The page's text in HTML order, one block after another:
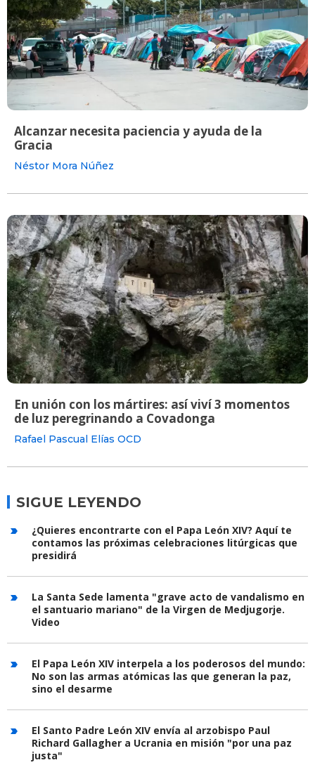
Alcanzar necesita paciencia y ayuda de la
Gracia
Néstor Mora Núñez
En unión con los mártires: así viví 3 momentos
de luz peregrinando a Covadonga
Rafael Pascual Elías OCD
SIGUE LEYENDO
¿Quieres encontrarte con el Papa León XIV? Aquí te
contamos las próximas celebraciones litúrgicas que
presidirá
La Santa Sede lamenta "grave acto de vandalismo en
el santuario mariano" de la Virgen de Medjugorje.
Video
El Papa León XIV interpela a los poderosos del mundo:
No son las armas atómicas las que generan la paz,
sino el desarme
El Santo Padre León XIV envía al arzobispo Paul
Richard Gallagher a Ucrania en misión "por una paz
justa"